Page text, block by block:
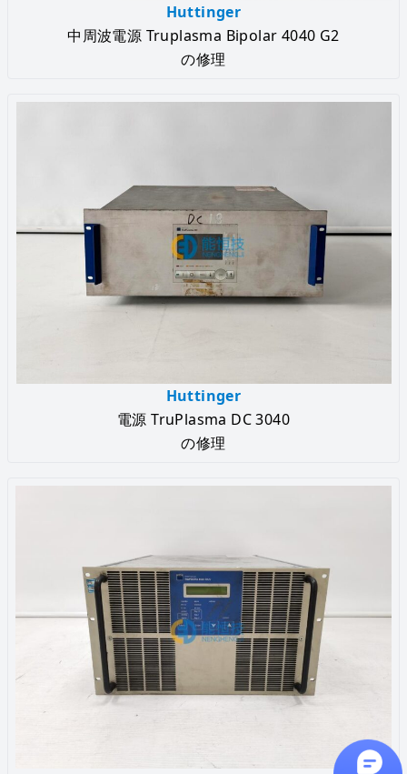
Huttinger
中周波電源 Truplasma Bipolar 4040 G2
の修理
Huttinger
電源 TruPlasma DC 3040
の修理